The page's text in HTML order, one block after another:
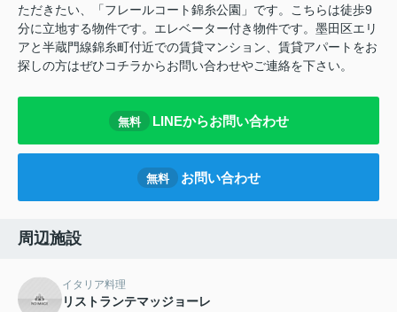
ただきたい、「フレールコート錦糸公園」です。こちらは徒歩9
分に立地する物件です。エレベーター付き物件です。墨田区エリ
アと半蔵門線錦糸町付近での賃貸マンション、賃貸アパートをお
探しの方はぜひコチラからお問い合わせやご連絡を下さい。
無料 LINEからお問い合わせ
無料 お問い合わせ
周辺施設
イタリア料理
リストランテマッジョーレ